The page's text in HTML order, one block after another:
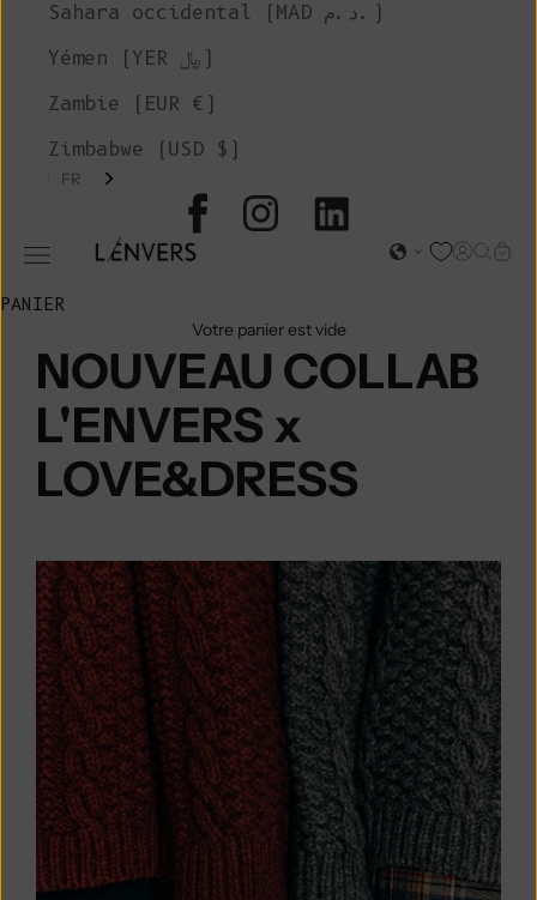
L'ENVERS
Ouvrir le menu de navigation Page
Sahara occidental (MAD د.م.)
Yémen (YER ﷼)
Zambie (EUR €)
Zimbabwe (USD $)
FR
PANIER
Votre panier est vide
NOUVEAU COLLAB
L'ENVERS x
LOVE&DRESS